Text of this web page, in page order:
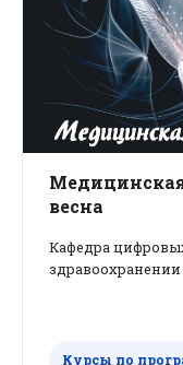
весна
Кафедра
Курсы по